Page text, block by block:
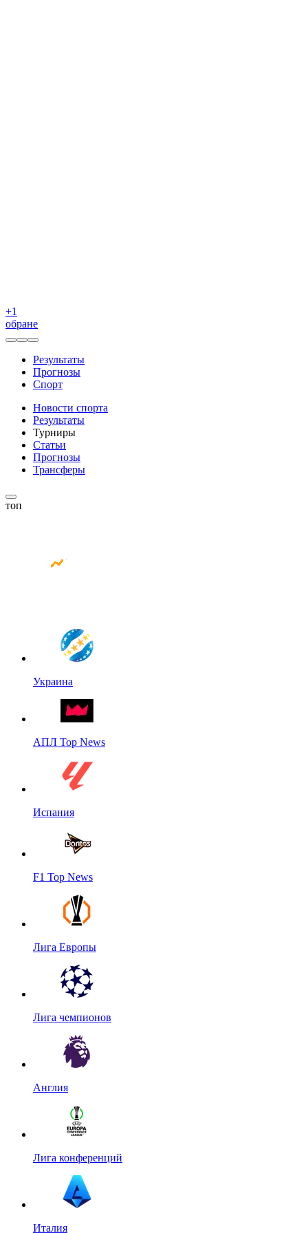
+1
обране
Результаты
Прогнозы
Спорт
Новости спорта
Результаты
Турниры
Статьи
Прогнозы
Трансферы
топ
Украина
АПЛ Top News
Испания
F1 Top News
Лига Европы
Лига чемпионов
Англия
Лига конференций
Италия